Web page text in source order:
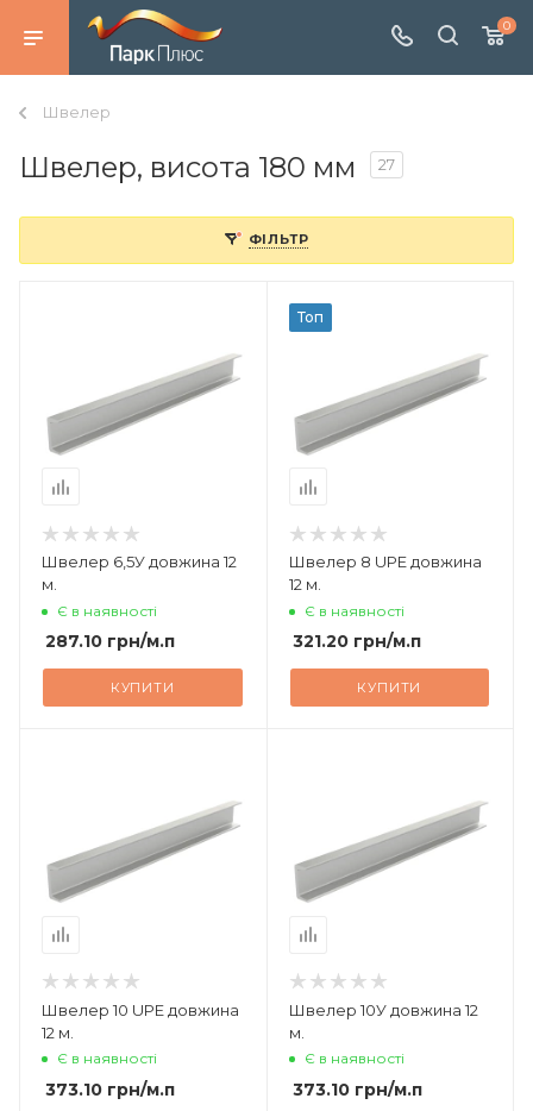
0
Швелер
Швелер, висота 180 мм 27
ФІЛЬТР
Швелер 6,5У довжина 12
м.
Є в наявності
287.10 грн/м.п
КУПИТИ
Топ
Швелер 8 UPE довжина
12 м.
Є в наявності
321.20грн/м.п
КУПИТИ
Швелер 10 UPE довжина
12 м.
Є в наявності
373.10 грн/м.п
Швелер 10У довжина 12
м.
Є в наявності
373.10грн/м.п